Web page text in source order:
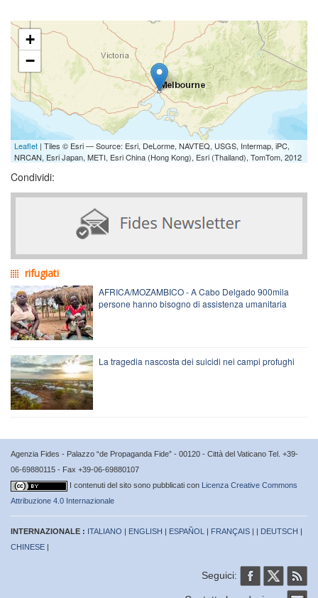
+
−
Leaflet | Tiles © Esri — Source: Esri, DeLorme, NAVTEQ, USGS, Intermap, iPC,
NRCAN, Esri Japan, METI, Esri China (Hong Kong), Esri (Thailand), TomTom, 2012
Condividi:
rifugiati
AFRICA/MOZAMBICO - A Cabo Delgado 900mila
persone hanno bisogno di assistenza umanitaria
La tragedia nascosta dei suicidi nei campi profughi
Agenzia Fides - Palazzo “de Propaganda Fide” - 00120 - Città del Vaticano Tel. +39-
06-69880115 - Fax +39-06-69880107
I contenuti del sito sono pubblicati con Licenza Creative Commons
Attribuzione 4.0 Internazionale
INTERNAZIONALE : ITALIANO | ENGLISH | ESPAÑOL | FRANÇAIS | | DEUTSCH |
CHINESE |
Seguici: